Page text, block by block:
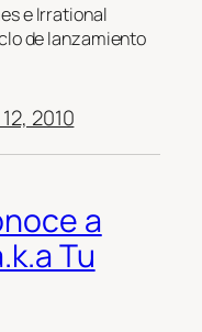
e Irrational
de lanzamiento
2010
a
Tu